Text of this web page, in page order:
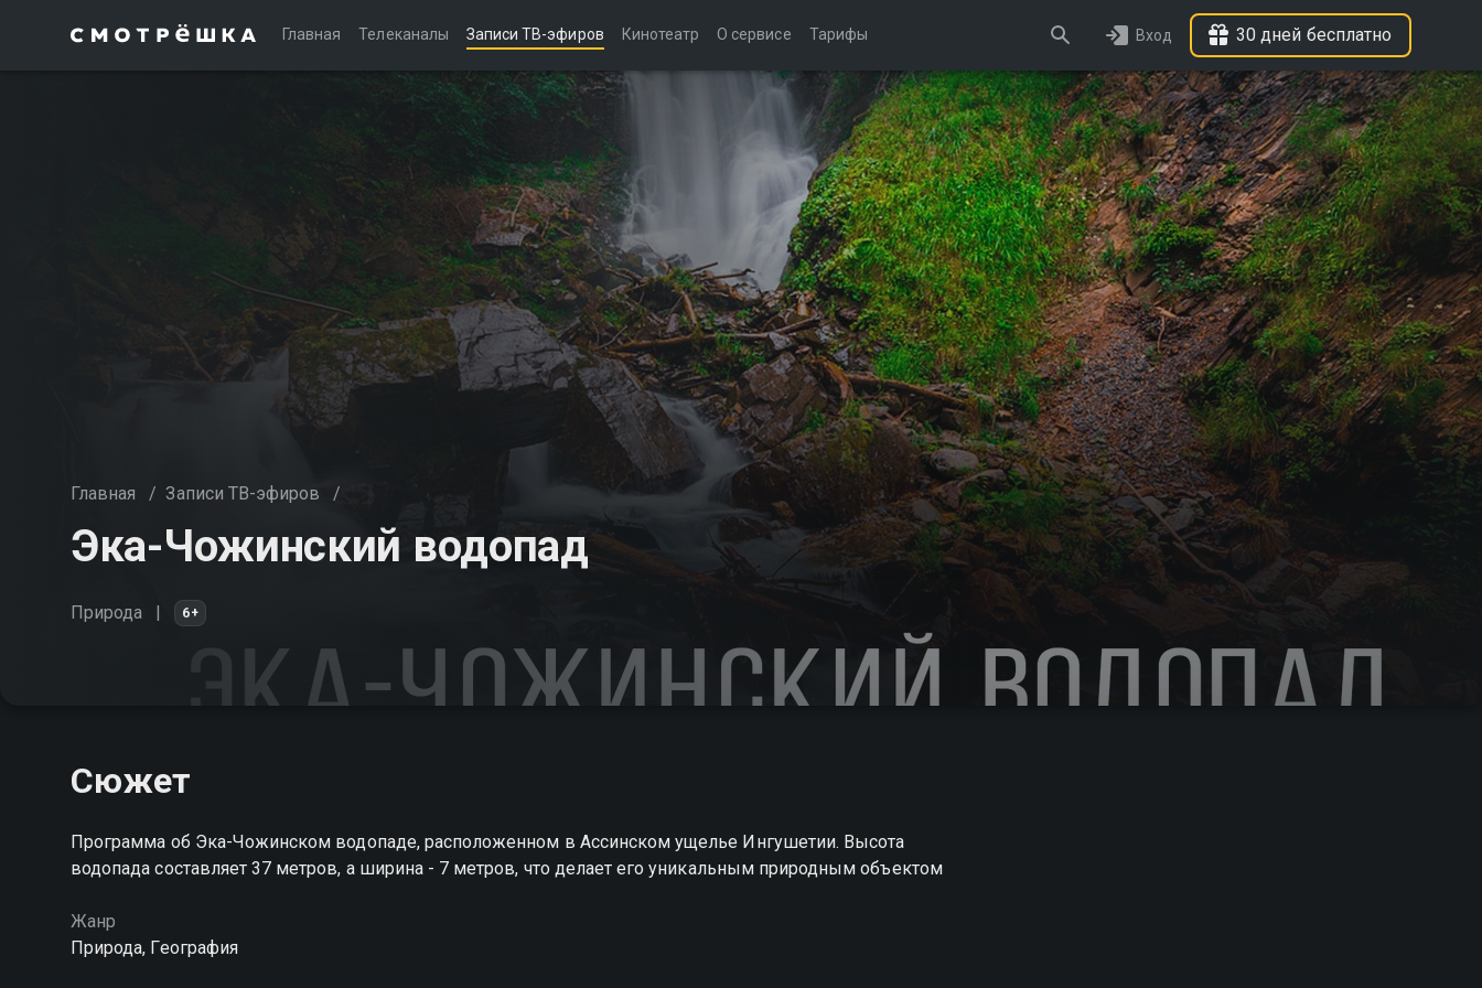
Главная Телеканалы Записи ТВ-эфиров Кинотеатр О сервисе Тарифы Вход 30 дней бесплатно
Главная / Записи ТВ-эфиров /
Эка-Чожинский водопад
Природа 6+
Сюжет
Программа об Эка-Чожинском водопаде, расположенном в Ассинском ущелье Ингушетии. Высота
водопада составляет 37 метров, а ширина - 7 метров, что делает его уникальным природным объектом
Жанр
Природа, География